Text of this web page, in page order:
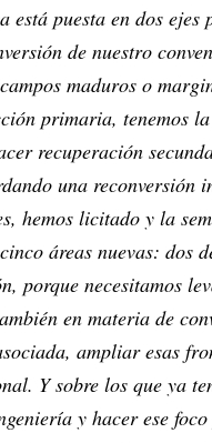
está puesta en dos
de nuestro
maduros o
primaria, tenemos
recuperación
una reconversión
hemos licitado y la
áreas nuevas: dos
porque necesitamos
en materia de
ampliar esas
Y sobre los que ya
y hacer ese